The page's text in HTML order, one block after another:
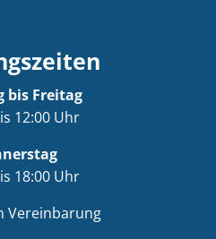
bis Freitag
12:00 Uhr
18:00 Uhr
Vereinbarung